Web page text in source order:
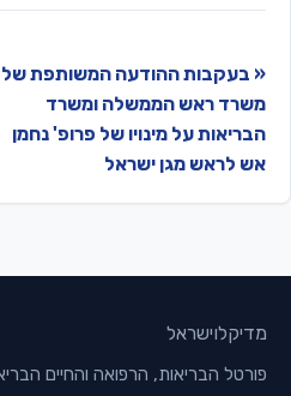
« בעקבות ההודעה המשותפת של
משרד ראש הממשלה ומשרד
הבריאות על מינויו של פרופ' נחמן
אש לראש מגן ישראל
מדיקלוישראל
פורטל הבריאות, הרפואה והחיים